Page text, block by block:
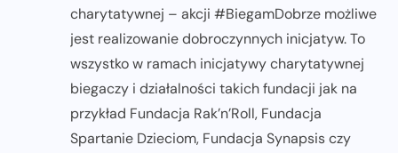
charytatywnej – akcji #BiegamDobrze możliwe
jest realizowanie dobroczynnych inicjatyw. To
wszystko w ramach inicjatywy charytatywnej
biegaczy i działalności takich fundacji jak na
przykład Fundacja Rak’n’Roll, Fundacja
Spartanie Dzieciom, Fundacja Synapsis czy